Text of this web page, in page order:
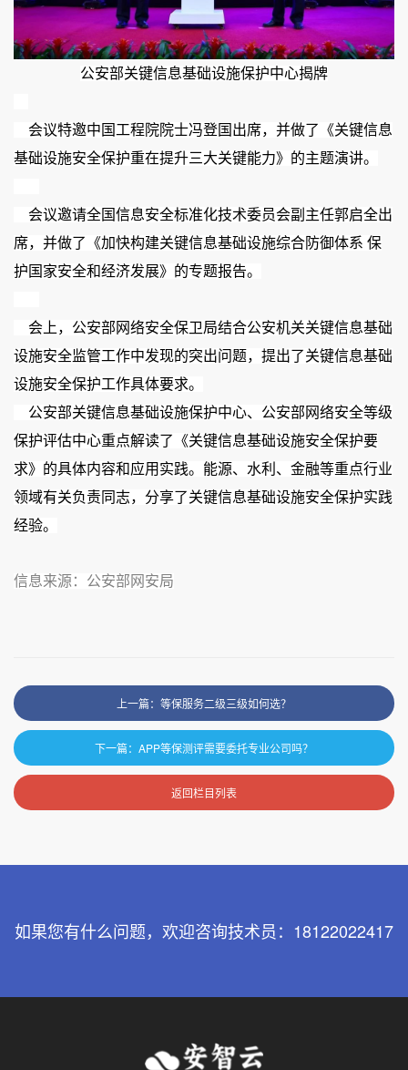
公安部关键信息基础设施保护中心揭牌
基础设施安全保护重在提升三大关键能力》的主题演讲。
席，并做了《加快构建关键信息基础设施综合防御体系 保
护国家安全和经济发展》的专题报告。
设施安全监管工作中发现的突出问题，提出了关键信息基础
设施安全保护工作具体要求。
保护评估中心重点解读了《关键信息基础设施安全保护要
求》的具体内容和应用实践。能源、水利、金融等重点行业
领域有关负责同志，分享了关键信息基础设施安全保护实践
经验。
信息来源：公安部网安局
上一篇：等保服务二级三级如何选？
下一篇：APP等保测评需要委托专业公司吗？
返回栏目列表
如果您有什么问题，欢迎咨询技术员：18122022417